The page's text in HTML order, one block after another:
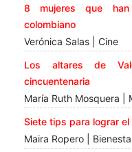
8 mujeres que
colombiano
Verónica Salas | Cine
Los altares de
cincuentenaria
María Ruth Mosquera |
Siete tips para lograr
Maira Ropero |